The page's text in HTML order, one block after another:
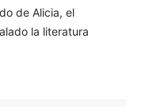
de Alicia, el
la literatura